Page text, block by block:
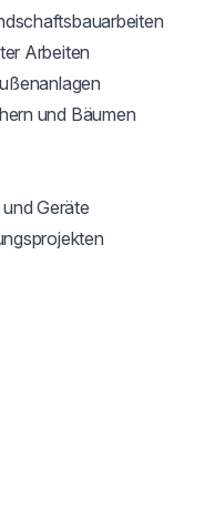
Arbeiten
und Bäumen
Geräte